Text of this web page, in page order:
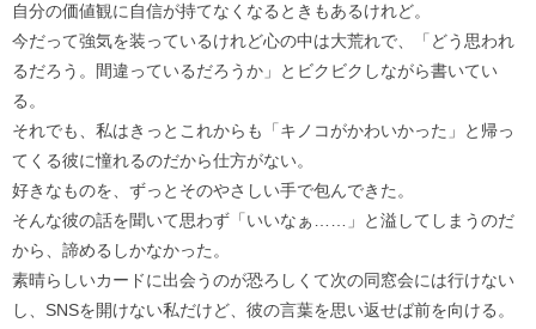
自分の価値観に自信が持てなくなるときもあるけれど。
今だって強気を装っているけれど心の中は大荒れで、「どう思われ
るだろう。間違っているだろうか」とビクビクしながら書いてい
る。
それでも、私はきっとこれからも「キノコがかわいかった」と帰っ
てくる彼に憧れるのだから仕方がない。
好きなものを、ずっとそのやさしい手で包んできた。
そんな彼の話を聞いて思わず「いいなぁ……」と溢してしまうのだ
から、諦めるしかなかった。
素晴らしいカードに出会うのが恐ろしくて次の同窓会には行けない
し、SNSを開けない私だけど、彼の言葉を思い返せば前を向ける。